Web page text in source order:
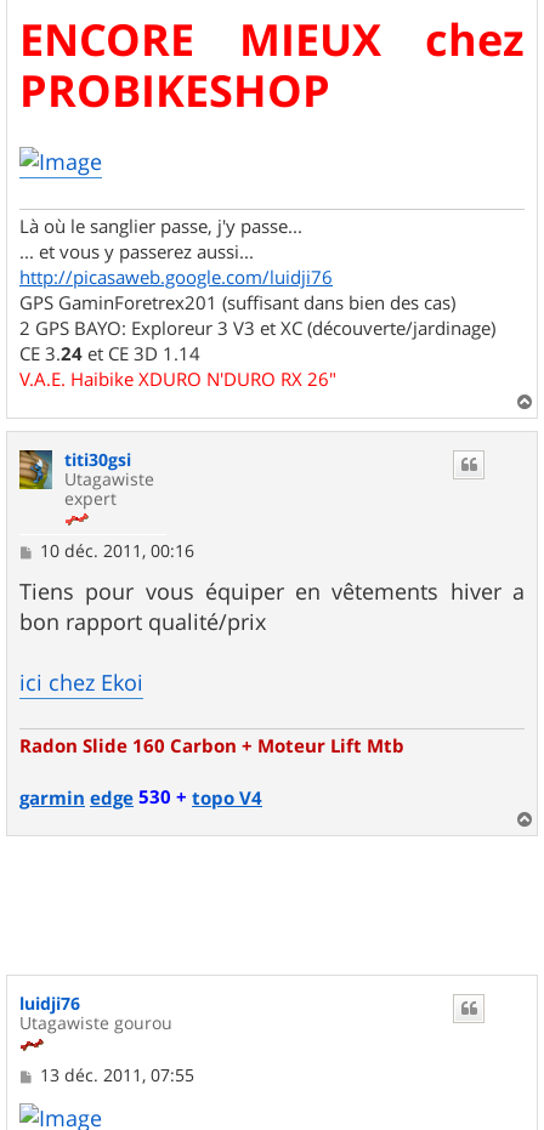
s
s
a
g
e
ENCORE MIEUX chez
PROBIKESHOP
Là où le sanglier passe, j'y passe...
... et vous y passerez aussi...
http://picasaweb.google.com/luidji76
GPS GaminForetrex201 (suffisant dans bien des cas)
2 GPS BAYO: Exploreur 3 V3 et XC (découverte/jardinage)
CE 3.24 et CE 3D 1.14
V.A.E. Haibike XDURO N'DURO RX 26"
a
titi30gsi
Utagawiste
expert
M
s
s
a
10 déc. 2011, 00:16
Tiens pour vous équiper en vêtements hiver a
bon rapport qualité/prix
ici chez Ekoi
Radon Slide 160 Carbon + Moteur Lift Mtb
garmin edge530 + topo V4
a
luidji76
Utagawiste gourou
M
s
13 déc. 2011, 07:55